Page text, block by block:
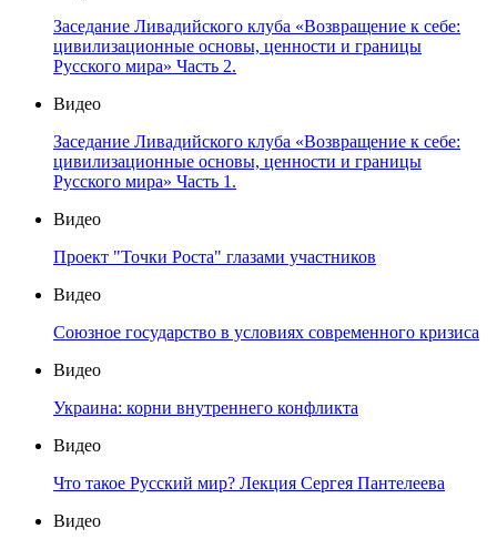
Заседание Ливадийского клуба «Возвращение к себе:
цивилизационные основы, ценности и границы
Русского мира» Часть 2.
Видео
Заседание Ливадийского клуба «Возвращение к себе:
цивилизационные основы, ценности и границы
Русского мира» Часть 1.
Видео
Проект "Точки Роста" глазами участников
Видео
Союзное государство в условиях современного кризиса
Видео
Украина: корни внутреннего конфликта
Видео
Что такое Русский мир? Лекция Сергея Пантелеева
Видео